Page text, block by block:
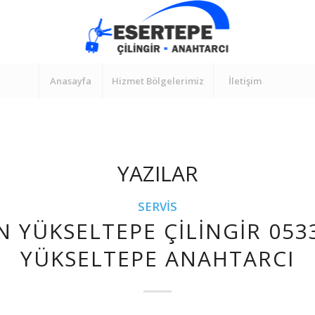
Anasayfa Hizmet Bölgelerimiz İletişim
YAZILAR
SERVIS
YÜKSELTEPE ÇILINGIR
YÜKSELTEPE ANAHTARCI